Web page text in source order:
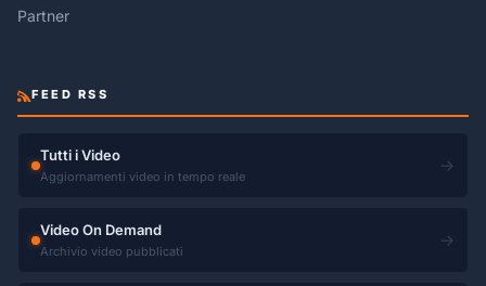
Partner
FEED RSS
Tutti i Video
Aggiornamenti video in tempo reale
→
Video On Demand
Archivio video pubblicati
→